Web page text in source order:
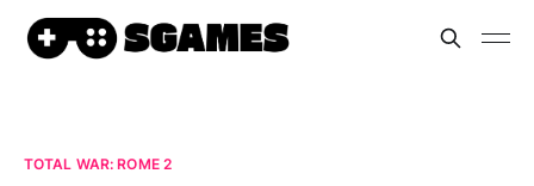
TOTAL WAR: ROME 2